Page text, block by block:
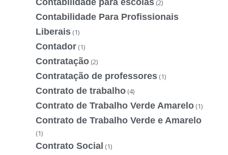
Contabilidade para escolas (2)
Contabilidade Para Profissionais
Liberais (1)
Contador (1)
Contratação (2)
Contratação de professores (1)
Contrato de trabalho (4)
Contrato de Trabalho Verde Amarelo (1)
Contrato de Trabalho Verde e Amarelo
(1)
Contrato Social (1)